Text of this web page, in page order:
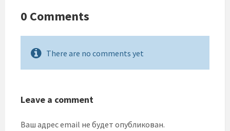
0 Comments
There are no comments yet
Leave a comment
Ваш адрес email не будет опубликован.